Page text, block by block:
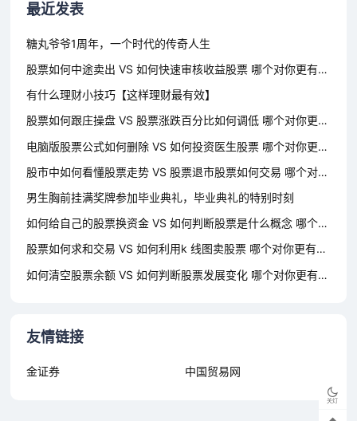
最近发表
糖丸爷爷1周年，一个时代的传奇人生
股票如何中途卖出 VS 如何快速审核收益股票 哪个对你更有用？
有什么理财小技巧【这样理财最有效】
股票如何跟庄操盘 VS 股票涨跌百分比如何调低 哪个对你更有用？
电脑版股票公式如何删除 VS 如何投资医生股票 哪个对你更有用？
股市中如何看懂股票走势 VS 股票退市股票如何交易 哪个对你更有用？
男生胸前挂满奖牌参加毕业典礼，毕业典礼的特别时刻
如何给自己的股票换资金 VS 如何判断股票是什么概念 哪个对你更有用？
股票如何求和交易 VS 如何利用k 线图卖股票 哪个对你更有用？
如何清空股票余额 VS 如何判断股票发展变化 哪个对你更有用？
友情链接
金证券 中国贸易网
关灯